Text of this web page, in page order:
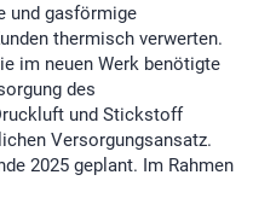
und gasförmige
thermisch verwerten.
im neuen Werk benötigte
des
und Stickstoff
Versorgungsansatz.
2025 geplant. Im Rahmen